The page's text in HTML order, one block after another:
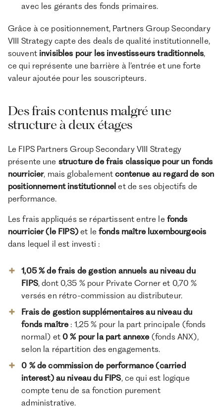
avec les gérants des fonds primaires.
Grâce à ce positionnement, Partners Group Secondary
VIII Strategy capte des deals de qualité institutionnelle,
souvent invisibles pour les investisseurs traditionnels,
ce qui représente une barrière à l’entrée et une forte
valeur ajoutée pour les souscripteurs.
Des frais contenus malgré une
structure à deux étages
Le FIPS Partners Group Secondary VIII Strategy
présente une structure de frais classique pour un fonds
nourricier, mais globalementcontenue au regard de son
positionnement institutionnel et de ses objectifs de
performance.
Les frais appliqués se répartissent entre le fonds
nourricier (le FIPS)et le fonds maître luxembourgeois
dans lequel il est investi :
1,05 % de frais de gestion annuels au niveau du
FIPS, dont 0,35 % pour Private Corner et 0,70 %
versés en rétro-commission au distributeur.
Frais de gestion supplémentaires au niveau du
fonds maître : 1,25 % pour la part principale (fonds
normal) et 0 % pour la part annexe (fonds ANX),
selon la répartition des engagements.
0 % de commission de performance (carried
interest) au niveau du FIPS, ce qui est logique
compte tenu de sa fonction purement
administrative.